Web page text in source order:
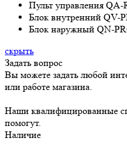
Пульт управления QA-
Блок внутренний QV-
Блок наружный QN-
скрыть
Задать вопрос
Вы можете задать любой
или работе магазина.
Наши квалифицированные
помогут.
Наличие